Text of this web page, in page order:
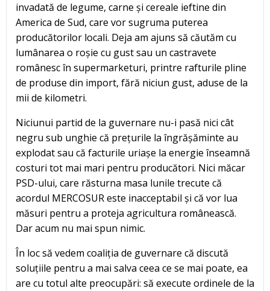
invadată de legume, carne și cereale ieftine din
America de Sud, care vor sugruma puterea
producătorilor locali. Deja am ajuns să căutăm cu
lumânarea o roșie cu gust sau un castravete
românesc în supermarketuri, printre rafturile pline
de produse din import, fără niciun gust, aduse de la
mii de kilometri.
Niciunui partid de la guvernare nu-i pasă nici cât
negru sub unghie că prețurile la îngrășăminte au
explodat sau că facturile uriașe la energie înseamnă
costuri tot mai mari pentru producători. Nici măcar
PSD-ului, care răsturna masa lunile trecute că
acordul MERCOSUR este inacceptabil și că vor lua
măsuri pentru a proteja agricultura românească.
Dar acum nu mai spun nimic.
În loc să vedem coaliția de guvernare că discută
soluțiile pentru a mai salva ceea ce se mai poate, ea
are cu totul alte preocupări: să execute ordinele de la